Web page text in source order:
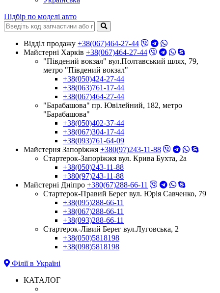
Підбір по моделі авто
Відділ продажу +38(067)464-27-44
Майстерні Харків +38(067)464-27-44
"Південий вокзал" вул.Полтавський шлях, 79,
метро "Південий вокзал"
+38(050)424-27-44
+38(063)761-17-44
+38(067)464-27-44
"Барабашова" пр. Ювілейний, 182, метро
"Барабашова"
+38(050)402-37-44
+38(067)304-17-44
+38(093)761-64-09
Майстерня Запоріжжя +380(97)243-11-88
Стартерок-Запоріжжя вул. Крива Бухта, 2а
+38(050)243-11-88
+380(97)243-11-88
Майстерні Днiпро +380(67)288-66-11
Стартерок-Правий Берег вул. Юрія Савченко, 79
+38(095)288-66-11
+38(067)288-66-11
+38(093)288-66-11
Стартерок-Лівий Берег вул.Луговська, 2
+38(050)5818198
+38(098)5818198
Філії в Україні
КАТАЛОГ